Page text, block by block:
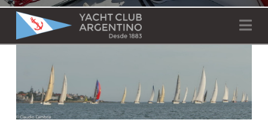
ESCUELA RECREATIVA 2026
YACHT
CLUB
ARGENTINO